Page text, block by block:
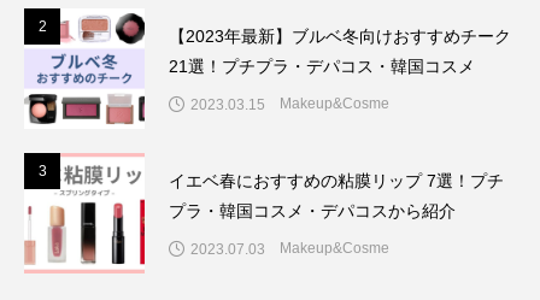
2
【2023年最新】ブルベ冬向けおすすめチーク
21選！プチプラ・デパコス・韓国コスメ
2023.03.15 Makeup&Cosme
3
イエベ春におすすめの粘膜リップ 7選！プチ
プラ・韓国コスメ・デパコスから紹介
2023.07.03 Makeup&Cosme